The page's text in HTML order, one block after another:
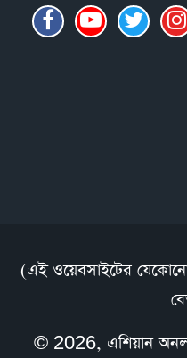
(এই ওয়েবসাইটের
© 2026, এশিয়ান